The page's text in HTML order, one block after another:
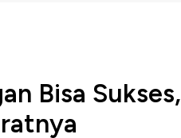
Bisa Sukses,